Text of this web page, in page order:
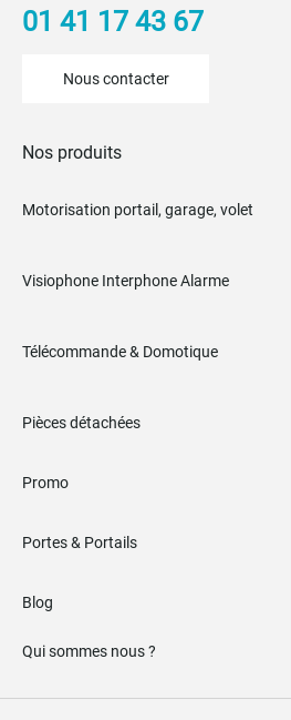
01 41 17 43 67
Nous contacter
Nos produits
Motorisation portail, garage, volet
Visiophone Interphone Alarme
Télécommande & Domotique
Pièces détachées
Promo
Portes & Portails
Blog
Qui sommes nous ?